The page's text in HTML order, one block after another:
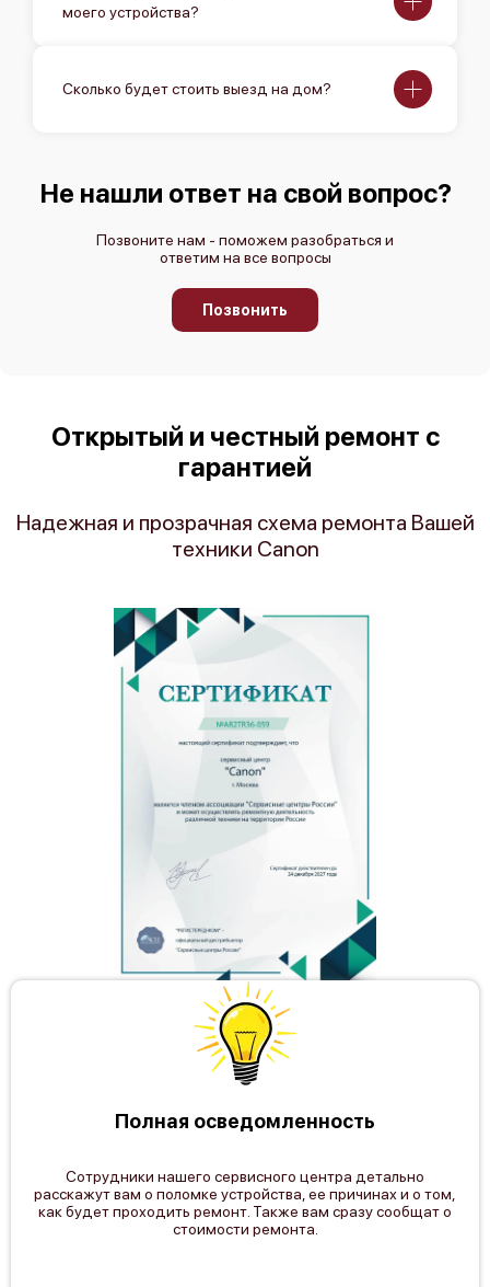
Canon imagePROGRAF PRO-4100
Canon imagePROGRAF W8400
Canon imagePROGRAF W7250
Canon imagePROGRAF W7200
моего устройства?
Сколько будет стоить выезд на дом?
Не нашли ответ на свой вопрос?
Позвоните нам - поможем разобраться и
ответим на все вопросы
Позвонить
Открытый и честный ремонт с
гарантией
Надежная и прозрачная схема ремонта Вашей
техники Canon
Полная осведомленность
Сотрудники нашего сервисного центра детально
расскажут вам о поломке устройства, ее причинах и о том,
как будет проходить ремонт. Также вам сразу сообщат о
стоимости ремонта.